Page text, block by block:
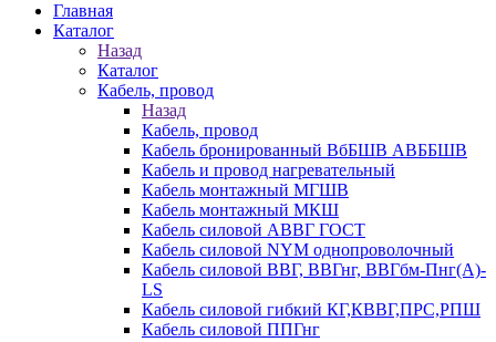
Главная
Каталог
Назад
Каталог
Кабель, провод
Назад
Кабель, провод
Кабель бронированный ВбБШВ АВББШВ
Кабель и провод нагревательный
Кабель монтажный МГШВ
Кабель монтажный МКШ
Кабель силовой АВВГ ГОСТ
Кабель силовой NYM однопроволочный
Кабель силовой ВВГ, ВВГнг, ВВГбм-Пнг(А)-
LS
Кабель силовой гибкий КГ,КВВГ,ПРС,РПШ
Кабель силовой ППГнг